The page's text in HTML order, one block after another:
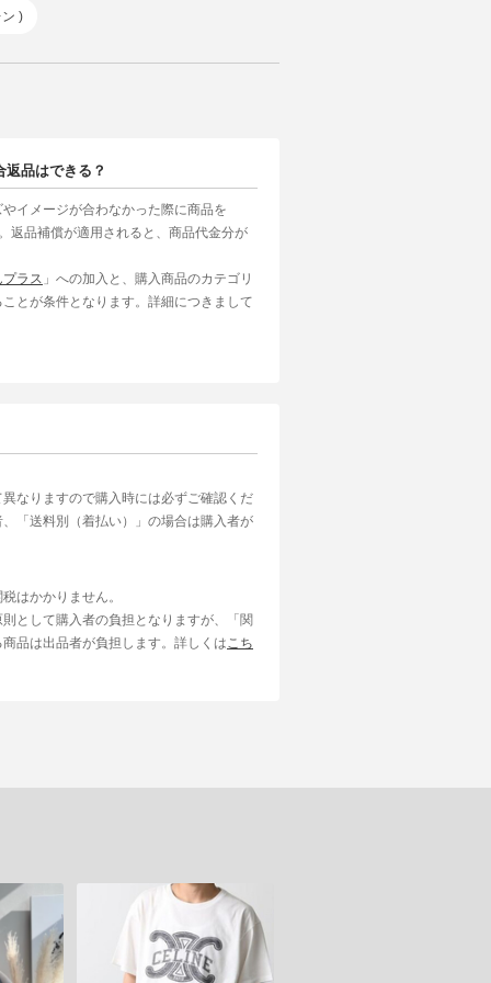
)
品はできる？
イメージが合わなかった際に商品を
返品補償が適用されると、商品代金分が
ラス 」への加入と、購入商品のカテゴリ
とが条件となります。詳細につきまして
なりますので購入時には必ずご確認くだ
「送料別（着払い）」の場合は購入者が
はかかりません。
として購入者の負担となりますが、「関
品は出品者が負担します。詳しくは こち